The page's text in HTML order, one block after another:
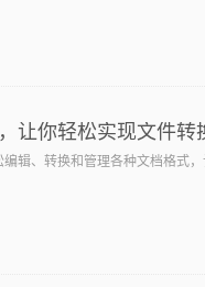
让你轻松实现文件
编辑、转换和管理各种文档格式